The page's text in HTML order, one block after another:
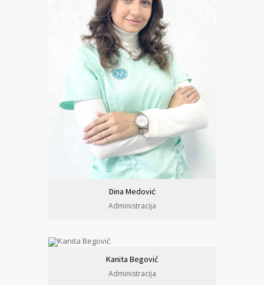
Dina Medović
Administracija
Kanita Begović
Administracija